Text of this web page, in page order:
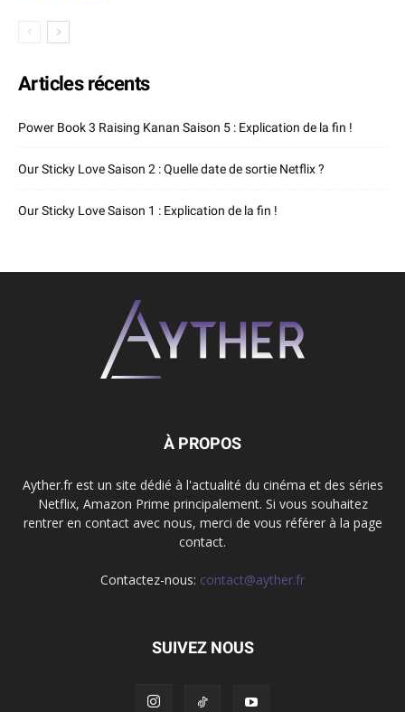
Articles récents
Power Book 3 Raising Kanan Saison 5 : Explication de la fin !
Our Sticky Love Saison 2 : Quelle date de sortie Netflix ?
Our Sticky Love Saison 1 : Explication de la fin !
À PROPOS
Ayther.fr est un site dédié à l'actualité du cinéma et des séries
Netflix, Amazon Prime principalement. Si vous souhaitez
rentrer en contact avec nous, merci de vous référer à la page
contact.
Contactez-nous: contact@ayther.fr
SUIVEZ NOUS